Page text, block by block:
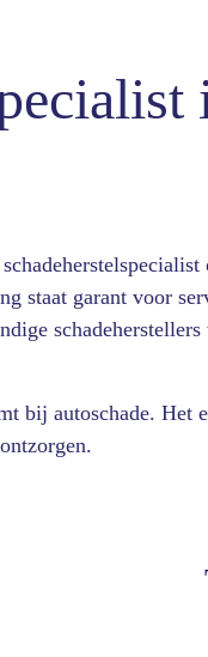
staat garant voor
bij autoschade. Het